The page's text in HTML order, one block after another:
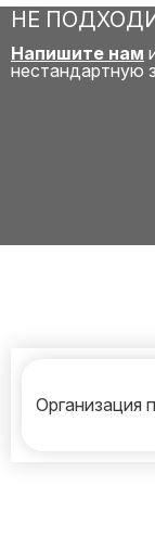
НЕ
Напишите нам
нестандартную
Организация